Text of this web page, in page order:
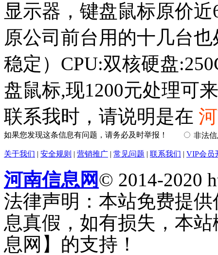
显示器，键盘鼠标原价
原公司前台用的十几台
稳定）CPU:双核硬盘
盘鼠标,现1200元处理可
联系我时，请说明是在
如果您发现这条信息有问题，请务必及时举报！ 非法
关于我们 | 安全规则 | 营销推广 | 常见问题 | 联系我们 | VIP会员
河南信息网© 2014-2020
法律声明：本站免费提
息真假，如有损失，本
息网】的支持！